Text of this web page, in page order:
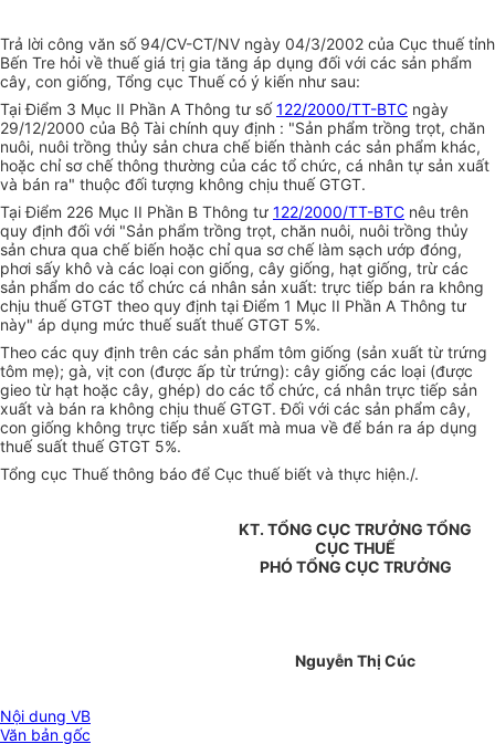
Trả lời công văn số 94/CV-CT/NV ngày 04/3/2002 của Cục thuế tỉnh
Bến Tre hỏi về thuế giá trị gia tăng áp dụng đối với các sản phẩm
cây, con giống, Tổng cục Thuế có ý kiến như sau:
Tại Điểm 3 Mục II Phần A Thông tư số122/2000/TT-BTC ngày
29/12/2000 của Bộ Tài chính quy định : "Sản phẩm trồng trọt, chăn
nuôi, nuôi trồng thủy sản chưa chế biến thành các sản phẩm khác,
hoặc chỉ sơ chế thông thường của các tổ chức, cá nhân tự sản xuất
và bán ra" thuộc đối tượng không chịu thuế GTGT.
Tại Điểm 226 Mục II Phần B Thông tư 122/2000/TT-BTC nêu trên
quy định đối với "Sản phẩm trồng trọt, chăn nuôi, nuôi trồng thủy
sản chưa qua chế biến hoặc chỉ qua sơ chế làm sạch ướp đóng,
phơi sấy khô và các loại con giống, cây giống, hạt giống, trừ các
sản phẩm do các tổ chức cá nhân sản xuất: trực tiếp bán ra không
chịu thuế GTGT theo quy định tại Điểm 1 Mục II Phần A Thông tư
này" áp dụng mức thuế suất thuế GTGT 5%.
Theo các quy định trên các sản phẩm tôm giống (sản xuất từ trứng
tôm mẹ); gà, vịt con (được ấp từ trứng): cây giống các loại (được
gieo từ hạt hoặc cây, ghép) do các tổ chức, cá nhân trực tiếp sản
xuất và bán ra không chịu thuế GTGT. Đối với các sản phẩm cây,
con giống không trực tiếp sản xuất mà mua về để bán ra áp dụng
thuế suất thuế GTGT 5%.
Tổng cục Thuế thông báo để Cục thuế biết và thực hiện./.
KT. TỔNG CỤC TRƯỞNG TỔNG
CỤC THUẾ
PHÓ TỔNG CỤC TRƯỞNG
Nguyễn Thị Cúc
Nội dung VB
Văn bản gốc